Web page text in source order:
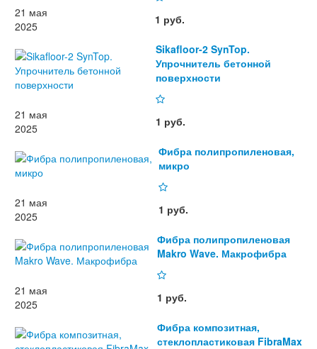
21 мая
2025
1 руб.
Sikafloor-2 SynTop.
Упрочнитель бетонной
поверхности
21 мая
2025
1 руб.
Фибра полипропиленовая,
микро
21 мая
2025
1 руб.
Фибра полипропиленовая
Makro Wave. Макрофибра
21 мая
2025
1 руб.
Фибра композитная,
стеклопластиковая FibraMax